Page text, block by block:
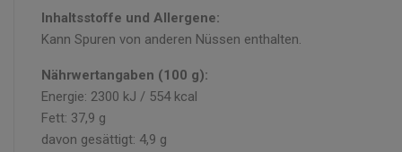
Inhaltsstoffe und Allergene:
Kann Spuren von anderen Nüssen enthalten.
Nährwertangaben (100 g):
Energie: 2300 kJ / 554 kcal
Fett: 37,9 g
davon gesättigt: 4,9 g